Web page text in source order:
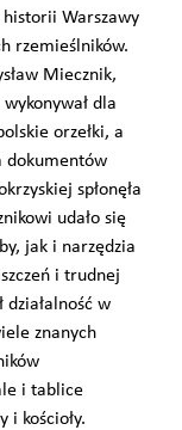
historii Warszawy
rzemieślników.
Miecznik,
dla
orzełki, a
dokumentów
spłonęła
udało się
jak i narzędzia
i trudnej
w
znanych
i tablice
i kościoły.